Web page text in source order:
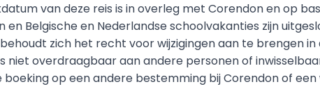
van deze reis is in overleg met Corendon en op
en Belgische en Nederlandse schoolvakanties zijn
zich het recht voor wijzigingen aan te brengen
niet overdraagbaar aan andere personen of
boeking op een andere bestemming bij Corendon of